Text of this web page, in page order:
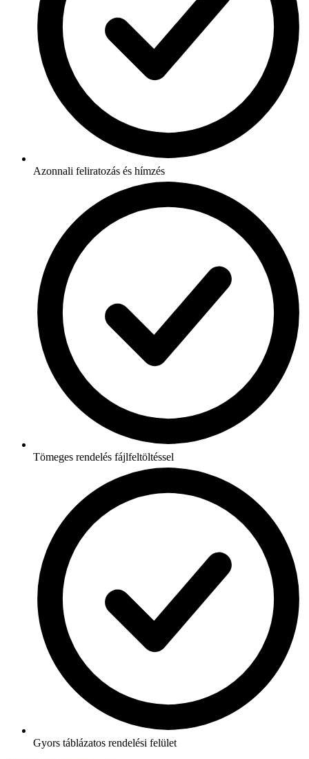
Azonnali feliratozás és hímzés
Tömeges rendelés fájlfeltöltéssel
Gyors táblázatos rendelési felület